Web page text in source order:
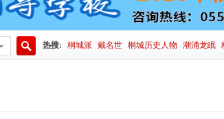
热搜: 桐城派 戴名世 桐城历史人物 潮涌龙眠